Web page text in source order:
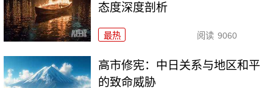
态度深度剖析
最热 阅读 9060
高市修宪：中日关系与地区和平
的致命威胁